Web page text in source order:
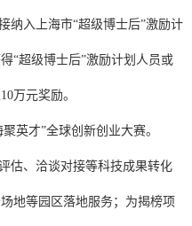
纳入上海市“超级博士后”激励计
“超级博士后”激励计划人员或
万元奖励。
英才”全球创新创业大赛。
估、洽谈对接等科技成果转化
地等园区落地服务；为揭榜项